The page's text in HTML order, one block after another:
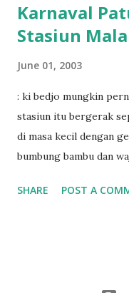
Karnaval
Stasiun
June 01, 2003
: ki bedjo mungkin
stasiun itu bergerak
di masa kecil dengan
bumbung bambu dan
mungkin kau
SHARE POST A